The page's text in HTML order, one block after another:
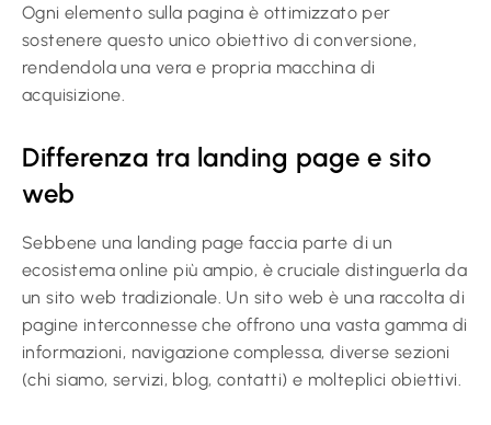
Ogni elemento sulla pagina è ottimizzato per
sostenere questo unico obiettivo di conversione,
rendendola una vera e propria macchina di
acquisizione.
Differenza tra landing page e sito
web
Sebbene una landing page faccia parte di un
ecosistema online più ampio, è cruciale distinguerla da
un sito web tradizionale. Un sito web è una raccolta di
pagine interconnesse che offrono una vasta gamma di
informazioni, navigazione complessa, diverse sezioni
(chi siamo, servizi, blog, contatti) e molteplici obiettivi.